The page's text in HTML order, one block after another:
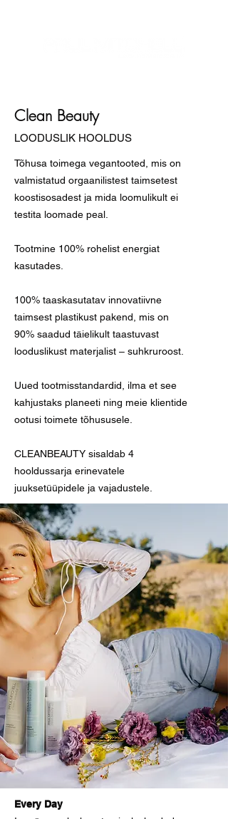
Clean Beauty
LOODUSLIK HOOLDUS
Tõhusa toimega vegantooted, mis on
valmistatud orgaanilistest taimsetest
koostisosadest ja mida loomulikult ei
testita loomade peal.
Tootmine 100% rohelist energiat
kasutades.
100% taaskasutatav innovatiivne
taimsest plastikust pakend, mis on
90% saadud täielikult taastuvast
looduslikust materjalist – suhkruroost.
Uued tootmisstandardid, ilma et see
kahjustaks planeeti ning meie klientide
ootusi toimete tõhususele.
CLEANBEAUTY sisaldab 4
hooldussarja erinevatele
juuksetüüpidele ja vajadustele.
Every Day